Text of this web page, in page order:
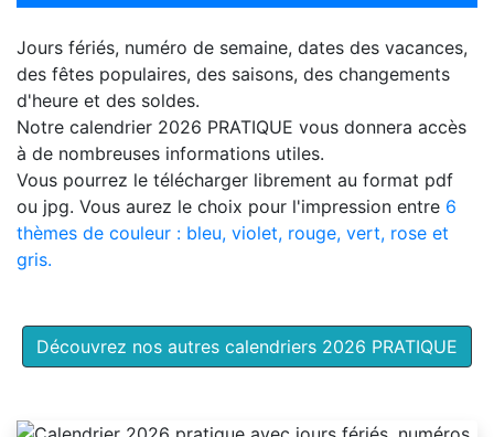
Jours fériés, numéro de semaine, dates des vacances,
des fêtes populaires, des saisons, des changements
d'heure et des soldes.
Notre calendrier 2026 PRATIQUE vous donnera accès
à de nombreuses informations utiles.
Vous pourrez le télécharger librement au format pdf
ou jpg. Vous aurez le choix pour l'impression entre 6
thèmes de couleur : bleu, violet, rouge, vert, rose et
gris.
Découvrez nos autres calendriers 2026 PRATIQUE